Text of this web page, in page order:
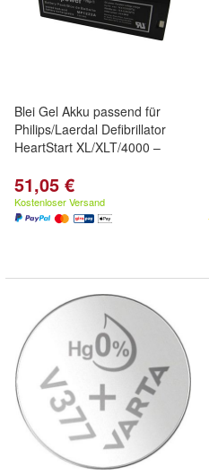
Blei Gel Akku passend für
Philips/Laerdal Defibrillator
HeartStart XL/XLT/4000 –
51,05 €
Kostenloser Versand